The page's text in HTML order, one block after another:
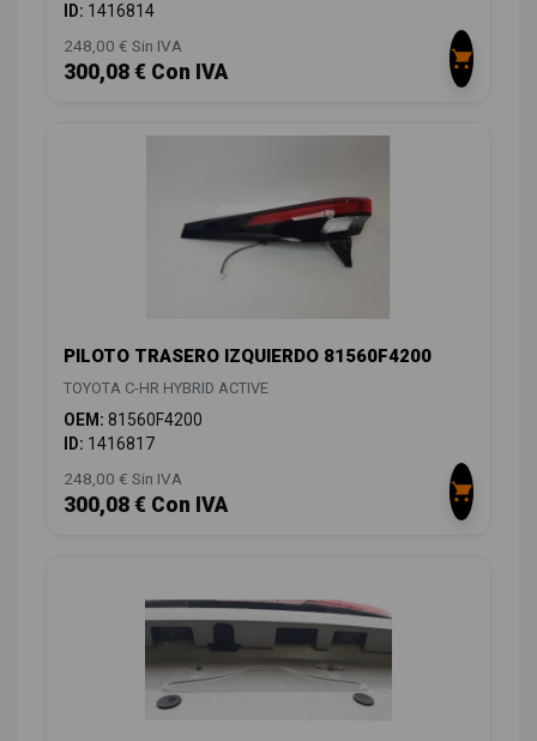
ID: 1416814
248,00 € Sin IVA
300,08 € Con IVA
PILOTO TRASERO IZQUIERDO 81560F4200
TOYOTA C-HR HYBRID ACTIVE
OEM: 81560F4200
ID: 1416817
248,00 € Sin IVA
300,08 € Con IVA